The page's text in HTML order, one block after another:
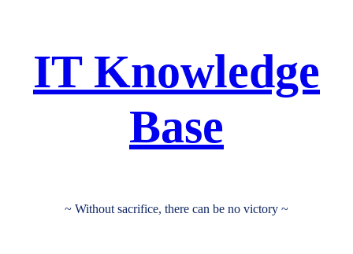
IT Knowledge
Base
~ Without sacrifice, there can be no victory ~